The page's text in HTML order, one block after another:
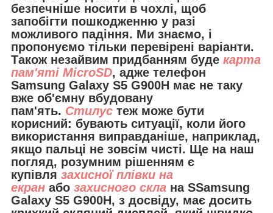
безпечніше носити в чохлі, щоб
запобігти пошкодженню у разі
можливого падіння. Ми знаємо, і
пропонуємо тільки перевірені варіанти.
Також незайвим придбанням буде карта
пам'яті MicroSD, адже телефон
Samsung Galaxy S5 G900H має не таку
вже об'ємну вбудовану
пам'ять. Стилус теж може бути
корисний: бувають ситуації, коли його
використання виправданіше, наприклад,
якщо пальці не зовсім чисті. Ще на наш
погляд, розумним рішенням є
купівля захисної плівки на
екран або захисного скла на SSamsung
Galaxy S5 G900H, з досвіду, має досить